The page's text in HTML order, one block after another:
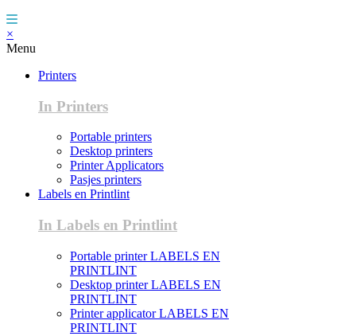
×
Menu
Printers
In Printers
Portable printers
Desktop printers
Printer Applicators
Pasjes printers
Labels en Printlint
In Labels en Printlint
Portable printer LABELS EN
PRINTLINT
Desktop printer LABELS EN
PRINTLINT
Printer applicator LABELS EN
PRINTLINT